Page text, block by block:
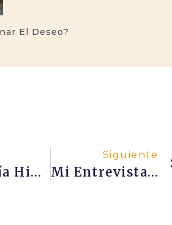
El Deseo?
Tipología Hindú De Seres Demoníacos
Siguiente
Mi Entrevista Con Lucía Liencres